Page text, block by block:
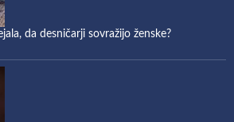
da desničarji sovražijo ženske?